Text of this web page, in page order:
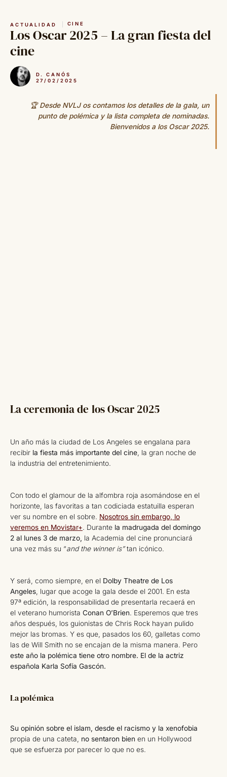
contenido
ACTUALIDAD CINE
Los Oscar 2025 – La gran fiesta del
cine
D. CANÓS
27/02/2025
🏆 Desde NVLJ os contamos los detalles de la gala, un
punto de polémica y la lista completa de nominadas.
Bienvenidos a los Oscar 2025.
La ceremonia de los Oscar 2025
Un año más la ciudad de Los Angeles se engalana para
recibir la fiesta más importante del cine , la gran noche de
la industria del entretenimiento.
Con todo el glamour de la alfombra roja asomándose en el
horizonte, las favoritas a tan codiciada estatuilla esperan
ver su nombre en el sobre. Nosotros sin embargo, lo
veremos en Movistar+. Durante la madrugada del domingo
2 al lunes 3 de marzo, la Academia del cine pronunciará
una vez más su “and the winner is”tan icónico.
Y será, como siempre, en el Dolby Theatre de Los
Angeles, lugar que acoge la gala desde el 2001. En esta
97ª edición, la responsabilidad de presentarla recaerá en
el veterano humorista Conan O’Brien. Esperemos que tres
años después, los guionistas de Chris Rock hayan pulido
mejor las bromas. Y es que, pasados los 60, galletas como
las de Will Smith no se encajan de la misma manera. Pero
este año la polémica tiene otro nombre. El de la actriz
española Karla Sofía Gascón.
La polémica
Su opinión sobre el islam, desde el racismo y la xenofobia
propia de una cateta, no sentaron bien en un Hollywood
que se esfuerza por parecer lo que no es.